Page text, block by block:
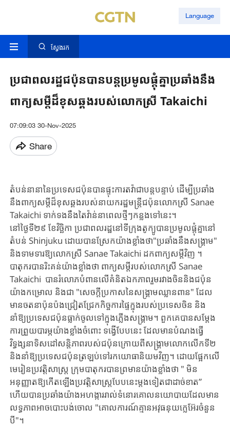
Language
ស្វែងរក
ប្រជាពលរដ្ឋជប៉ុនបានបន្តប្រមូលផ្តុំគ្នាប្រឆាំងនឹង
ពាក្យ​សម្តី​ដ៏​ខុសឆ្គងរបស់លោកស្រី​ Takaichi
07:09:03 30-Nov-2025
Share
តំបន់នានានៃប្រទេសជប៉ុនបានផ្ទុះការតវ៉ាជាបន្តបន្ទាប់ ដើម្បីប្រឆាំង
នឹងពាក្យសម្តីដ៏​ខុសឆ្គងរបស់នាយករដ្ឋមន្ត្រីជប៉ុនលោកស្រី Sanae
Takaichi ទាក់ទងនឹងតៃវ៉ាន់នាពេលថ្មីៗកន្លងទៅនេះ។
នៅថ្ងៃទី២៩ ខែ​វិច្ឆិកា​ ប្រជាពលរដ្ឋនៅទីក្រុងតូក្យូបានប្រមូលផ្តុំគ្នានៅ
តំបន់​ Shinjuku ដោយបានស្រែកយ៉ាងខ្លាំងថា"ប្រឆាំងនឹងសង្គ្រាម"
និងទាមទារឱ្យលោកស្រី Sanae Takaichi ដក​ពាក្យ​សម្តីវិញ​ ។
បាតុករបាន​រិះគន់យ៉ាងខ្លាំងថា​ ពាក្យ​សម្តី​របស់​លោកស្រី Sanae
Takaichi បាន​រំលោភបំពានលើគំនិត​ឯកភាពរួម​​រវាងចិននិង​ជប៉ុន
យ៉ាង​កម្រោល​ និង​ជា "សេចក្តីប្រកាសនៃ​សង្គ្រាម​ឈ្លានពាន" ដែល
មានចតនាប៉ុនប៉ង​ជ្រៀតជ្រែក​កិច្ចការផ្ទៃក្នុងរបស់ប្រទេសចិន និង
នាំឱ្យប្រទេសជប៉ុនធ្លាក់ចូលទៅក្នុងភ្លើងសង្គ្រាម។ ពួកគេបានសម្តែង
ការព្រួយបារម្ភយ៉ាងខ្លាំងចំពោះ ទង្វើ​បែប​នេះ​ ដែលមាន​បំណង​ធ្វើ
វិទ្ធង្សនា​ទិសដៅសន្តិភាព​របស់​ជប៉ុន​ក្រោយពី​សង្គ្រាមលោក​លើក​ទី២
និងនាំឱ្យ​ប្រទេស​ជប៉ុន​ត្រឡប់ទៅរក​យោធានិយមវិញ។ ដោយផ្អែកលើ
មេរៀនប្រវត្តិសាស្ត្រ ក្រុមបាតុករបានព្រមានយ៉ាងខ្លាំងថា " មិន
អនុញ្ញាត​ឱ្យកើតឡើង​ប្រវត្តិសាស្ត្របែបនេះម្តងទៀតជា​ដាច់ខាត”​
ហើយបានប្រឆាំងយ៉ាងអហង្ការ​រាល់​​ទំនោរ​គោលនយោបាយដែលមាន
លទ្ធភាព​អាចបោះបង់ចោល "គោលការណ៍គ្មានអវុធ​​នុយក្លេអ៊ែរចំនួន​
បី"។